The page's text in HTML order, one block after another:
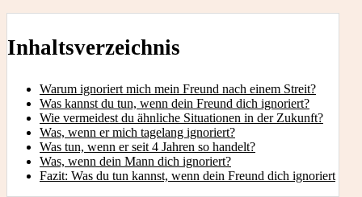
Inhaltsverzeichnis
Warum ignoriert mich mein Freund nach einem Streit?
Was kannst du tun, wenn dein Freund dich ignoriert?
Wie vermeidest du ähnliche Situationen in der Zukunft?
Was, wenn er mich tagelang ignoriert?
Was tun, wenn er seit 4 Jahren so handelt?
Was, wenn dein Mann dich ignoriert?
Fazit: Was du tun kannst, wenn dein Freund dich ignoriert